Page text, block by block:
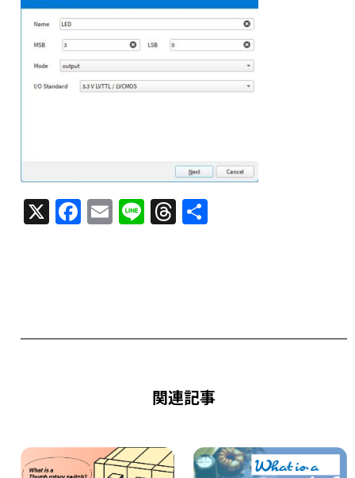
X F
a
o
E
m
Li
n
T
h
s
関連記事